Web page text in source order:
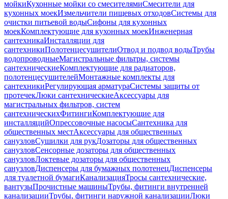
мойкиКухонные мойки со смесителямиСмесители для
кухонных моекИзмельчители пищевых отходовСистемы для
очистки питьевой водыСифоны для кухонных
моекКомплектующие для кухонных моекИнженерная
сантехникаИнсталляции для
сантехникиПолотенцесушителиОтвод и подвод водыТрубы
водопроводныеМагистральные фильтры, системы
сантехническиеКомплектующие для радиаторов,
полотенцесушителейМонтажные комплекты для
сантехникиРегулирующая арматураСистемы защиты от
протечекЛюки сантехническиеАксессуары для
магистральных фильтров, систем
сантехническихФитингиКомплектующие для
инсталляцийОпрессовочные насосыСантехника для
общественных местАксессуары для общественных
санузловСушилки для рукДозаторы для общественных
санузловСенсорные дозаторы для общественных
санузловЛоктевые дозаторы для общественных
санузловДиспенсеры для бумажных полотенецДиспенсеры
для туалетной бумагиКанализацияТросы сантехнические,
вантузыПрочистные машиныТрубы, фитинги внутренней
канализацииТрубы, фитинги наружной канализацииЛюки